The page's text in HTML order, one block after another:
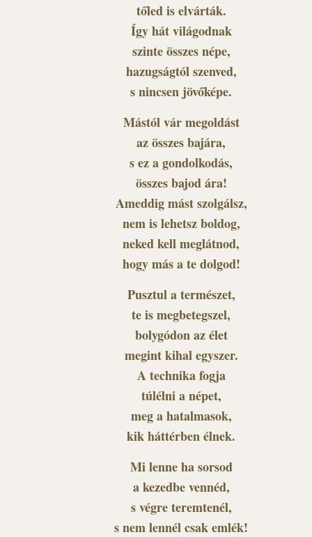
tőled is elvárták.
Így hát világodnak
szinte összes népe,
hazugságtól szenved,
s nincsen jövőképe.
Mástól vár megoldást
az összes bajára,
s ez a gondolkodás,
összes bajod ára!
Ameddig mást szolgálsz,
nem is lehetsz boldog,
neked kell meglátnod,
hogy más a te dolgod!
Pusztul a természet,
te is megbetegszel,
bolygódon az élet
megint kihal egyszer.
A technika fogja
túlélni a népet,
meg a hatalmasok,
kik háttérben élnek.
Mi lenne ha sorsod
a kezedbe vennéd,
s végre teremtenél,
s nem lennél csak emlék!